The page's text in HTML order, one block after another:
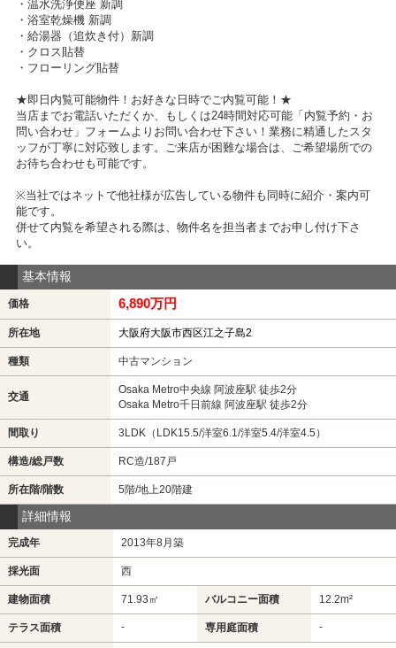
・温水洗浄便座 新調
・浴室乾燥機 新調
・給湯器（追炊き付）新調
・クロス貼替
・フローリング貼替
★即日内覧可能物件！お好きな日時でご内覧可能！★
当店までお電話いただくか、もしくは24時間対応可能「内覧予約・お
問い合わせ」フォームよりお問い合わせ下さい！業務に精通したスタ
ッフが丁寧に対応致します。ご来店が困難な場合は、ご希望場所での
お待ち合わせも可能です。
※当社ではネットで他社様が広告している物件も同時に紹介・案内可
能です。
併せて内覧を希望される際は、物件名を担当者までお申し付け下さ
い。
基本情報
価格 6,890万円
所在地 大阪府大阪市西区江之子島2
種類 中古マンション
交通
Osaka Metro中央線 阿波座駅 徒歩2分
Osaka Metro千日前線 阿波座駅 徒歩2分
間取り 3LDK（LDK15.5/洋室6.1/洋室5.4/洋室4.5）
構造/総戸数 RC造/187戸
所在階/階数 5階/地上20階建
詳細情報
完成年 2013年8月築
採光面 西
建物面積 71.93㎡ バルコニー面積 12.2m²
テラス面積 - 専用庭面積 -